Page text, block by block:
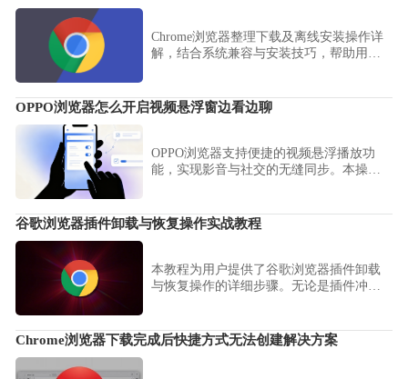
Chrome浏览器整理下载及离线安装操作详
解，结合系统兼容与安装技巧，帮助用户
OPPO浏览器怎么开启视频悬浮窗边看边聊
OPPO浏览器支持便捷的视频悬浮播放功
能，实现影音与社交的无缝同步。本操作
息，极大提升移动端的多任务处理效率，
谷歌浏览器插件卸载与恢复操作实战教程
本教程为用户提供了谷歌浏览器插件卸载
与恢复操作的详细步骤。无论是插件冲突
理能力。
Chrome浏览器下载完成后快捷方式无法创建解决方案